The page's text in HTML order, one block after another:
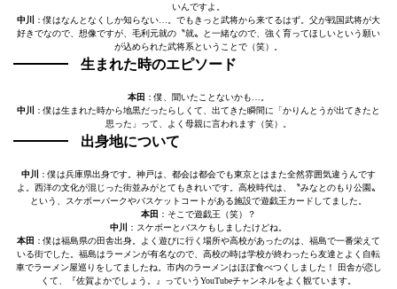
いんですよ。
中川
：僕はなんとなくしか知らない…。でもきっと武将から来てるはず。父が戦国武将が大
好きでなので、想像ですが、毛利元就の〝就〟と一緒なので、強く育ってほしいという願い
が込められた武将系ということで（笑）。
生まれた時のエピソード
本田 ：僕、聞いたことないかも…。
中川
：僕は生まれた時から地黒だったらしくて、出てきた瞬間に「かりんとうが出てきたと
思った」って、よく母親に言われます（笑）。
出身地について
中川
：僕は兵庫県出身です。神戸は、都会は都会でも東京とはまた全然雰囲気違うんです
よ。西洋の文化が混じった街並みがとてもきれいです。高校時代は、〝みなとのもり公園〟
という、スケボーパークやバスケットコートがある施設で遊戯王カードしてました。
本田 ：そこで遊戯王（笑）？
中川
：スケボーとバスケもしましたけどね。
本田 ：僕は福島県の田舎出身。よく遊びに行く場所や高校があったのは、福島で一番栄えて
いる街でした。福島はラーメンが有名なので、高校の時は学校が終わったら友達とよく自転
車でラーメン屋巡りをしてましたね。市内のラーメンはほぼ食べつくしました！ 田舎が恋し
くて、『佐賀よかでしょう。』っていうYouTubeチャンネルをよく観ています。